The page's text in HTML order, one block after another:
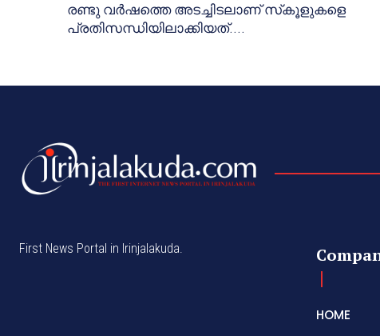
രണ്ടു വര്‍ഷത്തെ അടച്ചിടലാണ് സ്‌കൂളുകളെ
പ്രതിസന്ധിയിലാക്കിയത്....
First News Portal in Irinjalakuda.
HOME